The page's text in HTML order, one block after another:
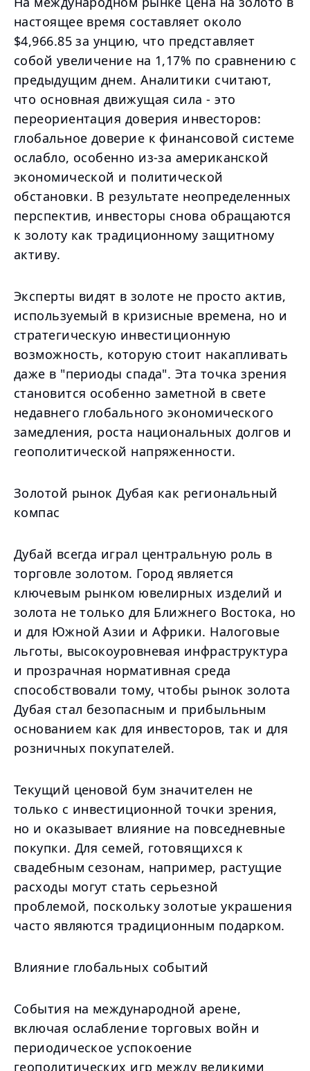
настоящее время составляет около
$4,966.85 за унцию, что представляет
собой увеличение на 1,17% по сравнению с
предыдущим днем. Аналитики считают,
что основная движущая сила - это
переориентация доверия инвесторов:
глобальное доверие к финансовой системе
ослабло, особенно из-за американской
экономической и политической
обстановки. В результате неопределенных
перспектив, инвесторы снова обращаются
к золоту как традиционному защитному
активу.
Эксперты видят в золоте не просто актив,
используемый в кризисные времена, но и
стратегическую инвестиционную
возможность, которую стоит накапливать
даже в "периоды спада". Эта точка зрения
становится особенно заметной в свете
недавнего глобального экономического
замедления, роста национальных долгов и
геополитической напряженности.
Золотой рынок Дубая как региональный
компас
Дубай всегда играл центральную роль в
торговле золотом. Город является
ключевым рынком ювелирных изделий и
золота не только для Ближнего Востока, но
и для Южной Азии и Африки. Налоговые
льготы, высокоуровневая инфраструктура
и прозрачная нормативная среда
способствовали тому, чтобы рынок золота
Дубая стал безопасным и прибыльным
основанием как для инвесторов, так и для
розничных покупателей.
Текущий ценовой бум значителен не
только с инвестиционной точки зрения,
но и оказывает влияние на повседневные
покупки. Для семей, готовящихся к
свадебным сезонам, например, растущие
расходы могут стать серьезной
проблемой, поскольку золотые украшения
часто являются традиционным подарком.
Влияние глобальных событий
События на международной арене,
включая ослабление торговых войн и
периодическое успокоение
геополитических игр между великими